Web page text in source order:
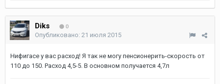
Diks 0
Опубликовано: 21 июля 2015
Нифигасе у вас расход! Я так не могу пенсионерить-скорость от
110 до 150. Расход 4,5-5. В основном получается 4,7л